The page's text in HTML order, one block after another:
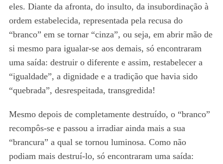
eles. Diante da afronta, do insulto, da insubordinação à
ordem estabelecida, representada pela recusa do
“branco” em se tornar “cinza”, ou seja, em abrir mão de
si mesmo para igualar-se aos demais, só encontraram
uma saída: destruir o diferente e assim, restabelecer a
“igualdade”, a dignidade e a tradição que havia sido
“quebrada”, desrespeitada, transgredida!
Mesmo depois de completamente destruído, o “branco”
recompôs-se e passou a irradiar ainda mais a sua
“brancura” a qual se tornou luminosa. Como não
podiam mais destruí-lo, só encontraram uma saída: